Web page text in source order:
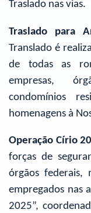
Traslado nas vias.
Traslado para
Translado é
de todas as
empresas,
condomínios
homenagens à
Operação Círio
forças de
órgãos federais,
empregados nas
2025”,